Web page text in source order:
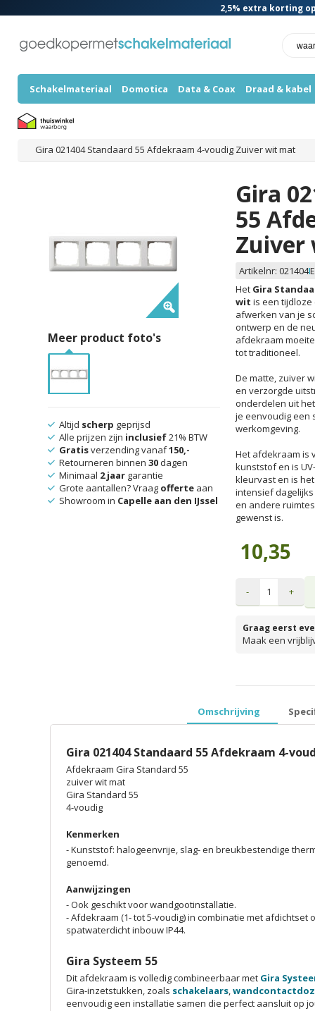
2,5% extra korting
Schakelmateriaal Domotica Data & Coax Draad & kabel
Gira 021404 Standaard 55 Afdekraam 4-voudig Zuiver wit mat
Gira
55
Zuiver
Artikelnr: 021404
Het Gira
wit is een
afwerken van je
ontwerp en de
afdekraam
tot traditioneel.
De matte, zuiver
en verzorgde
onderdelen uit
je eenvoudig een
werkomgeving.
Het afdekraam is
kunststof en is
kleurvast en is
intensief
en andere
gewenst is.
10,35
- +
Graag eerst
Maak een
Meer product foto's
Altijd scherp geprijsd
Alle prijzen zijn inclusief21% BTW
Gratisverzending vanaf150,-
Retourneren binnen 30dagen
Minimaal 2 jaargarantie
Grote aantallen? Vraag offerteaan
Showroom in Capelle aan den IJssel
Omschrijving
Gira 021404 Standaard 55 Afdekraam 4-
Afdekraam Gira Standard 55
zuiver wit mat
Gira Standard 55
4-voudig
Kenmerken
- Kunststof: halogeenvrije, slag- en breukbestendige
genoemd.
Aanwijzingen
- Ook geschikt voor wandgootinstallatie.
- Afdekraam (1- tot 5-voudig) in combinatie met afdichtset
spatwaterdicht inbouw IP44.
Gira Systeem 55
Dit afdekraam is volledig combineerbaar met Gira
Gira-inzetstukken, zoals schakelaars,
eenvoudig een installatie samen die perfect aansluit op